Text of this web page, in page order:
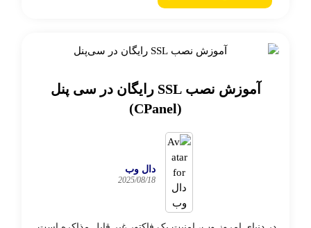
آموزش نصب SSL رایگان در سی پنل
(CPanel)
دال وب
2025/08/18